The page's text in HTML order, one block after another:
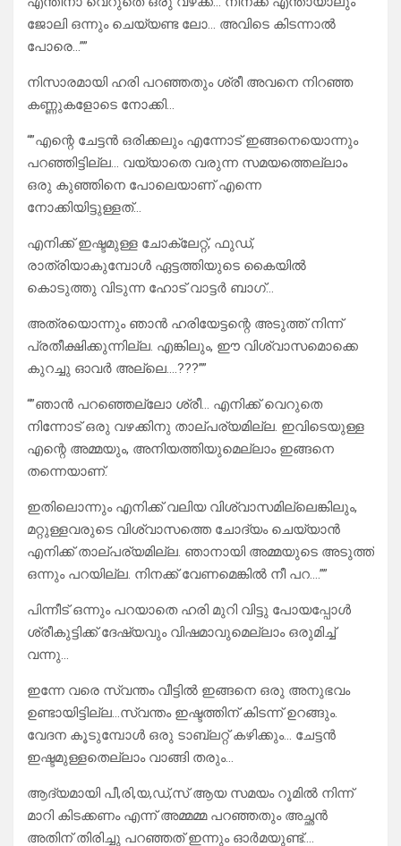
ജോലി ഒന്നും ചെയ്യണ്ട ലോ… അവിടെ കിടന്നാൽ
പോരെ…””
നിസാരമായി ഹരി പറഞ്ഞതും ശ്രീ അവനെ നിറഞ്ഞ
കണ്ണുകളോടെ നോക്കി…
“”എന്റെ ചേട്ടൻ ഒരിക്കലും എന്നോട് ഇങ്ങനെയൊന്നും
പറഞ്ഞിട്ടില്ല… വയ്യാതെ വരുന്ന സമയത്തെല്ലാം
ഒരു കുഞ്ഞിനെ പോലെയാണ് എന്നെ
നോക്കിയിട്ടുള്ളത്…
എനിക്ക് ഇഷ്ടമുള്ള ചോക്ലേറ്റ്, ഫുഡ്‌,
രാത്രിയാകുമ്പോൾ ഏട്ടത്തിയുടെ കൈയിൽ
കൊടുത്തു വിടുന്ന ഹോട് വാട്ടർ ബാഗ്…
അത്രയൊന്നും ഞാൻ ഹരിയേട്ടന്റെ അടുത്ത് നിന്ന്
പ്രതീക്ഷിക്കുന്നില്ല. എങ്കിലും, ഈ വിശ്വാസമൊക്കെ
കുറച്ചു ഓവർ അല്ലെ….???””
“”ഞാൻ പറഞ്ഞെല്ലോ ശ്രീ… എനിക്ക് വെറുതെ
നിന്നോട് ഒരു വഴക്കിനു താല്പര്യമില്ല. ഇവിടെയുള്ള
എന്റെ അമ്മയും, അനിയത്തിയുമെല്ലാം ഇങ്ങനെ
തന്നെയാണ്.
ഇതിലൊന്നും എനിക്ക് വലിയ വിശ്വാസമില്ലെങ്കിലും,
മറ്റുള്ളവരുടെ വിശ്വാസത്തെ ചോദ്യം ചെയ്യാൻ
എനിക്ക് താല്പര്യമില്ല. ഞാനായി അമ്മയുടെ അടുത്ത്
ഒന്നും പറയില്ല. നിനക്ക് വേണമെങ്കിൽ നീ പറ….””
പിന്നീട് ഒന്നും പറയാതെ ഹരി മുറി വിട്ടു പോയപ്പോൾ
ശ്രീകുട്ടിക്ക് ദേഷ്യവും വിഷമാവുമെല്ലാം ഒരുമിച്ച്
വന്നു…
ഇന്നേ വരെ സ്വന്തം വീട്ടിൽ ഇങ്ങനെ ഒരു അനുഭവം
ഉണ്ടായിട്ടില്ല…സ്വന്തം ഇഷ്ടത്തിന് കിടന്ന് ഉറങ്ങും.
വേദന കൂടുമ്പോൾ ഒരു ടാബ്ലറ്റ് കഴിക്കും… ചേട്ടൻ
ഇഷ്ടമുള്ളതെല്ലാം വാങ്ങി തരും…
ആദ്യമായി പീ,രി,യ,ഡ്‌,സ് ആയ സമയം റൂമിൽ നിന്ന്
മാറി കിടക്കണം എന്ന് അമ്മമ്മ പറഞ്ഞതും അച്ഛൻ
അതിന് തിരിച്ചു പറഞ്ഞത് ഇന്നും ഓർമയുണ്ട്….